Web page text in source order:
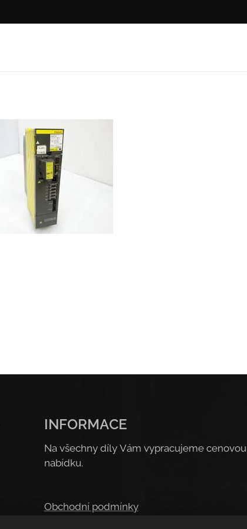
INFORMACE
Na všechny díly Vám vypracujeme cenovou
nabídku.
Obchodní podmínky